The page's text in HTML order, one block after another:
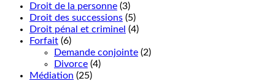
Droit de la personne (3)
Droit des successions (5)
Droit pénal et criminel (4)
Forfait (6)
Demande conjointe (2)
Divorce (4)
Médiation (25)